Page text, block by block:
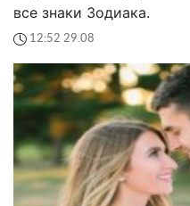
все знаки Зодиака.
12:52 29.08